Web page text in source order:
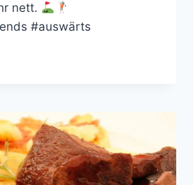
nett.
#auswärts